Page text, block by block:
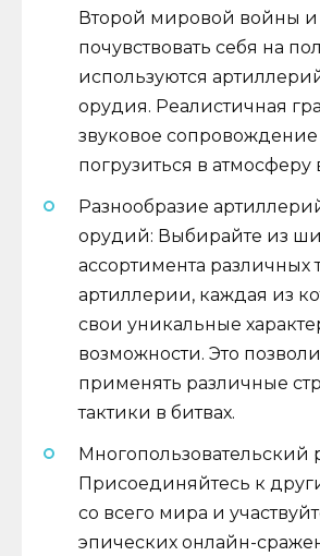
Второй мировой войны и
почувствовать себя на
используются
орудия. Реалистичная
звуковое сопровождение
погрузиться в
Разнообразие
орудий: Выбирайте из
ассортимента различных
артиллерии, каждая из
свои уникальные
возможности. Это
применять различные
тактики в битвах.
Многопользовательский
Присоединяйтесь к
со всего мира и
эпических онлайн-